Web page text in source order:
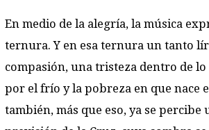
En medio de la alegría, la música
ternura. Y en esa ternura un tanto
compasión, una tristeza dentro de
por el frío y la pobreza en que nace
también, más que eso, ya se percibe